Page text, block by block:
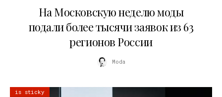
На Московскую неделю моды
подали более тысячи заявок из 63
регионов России
Moda
is sticky